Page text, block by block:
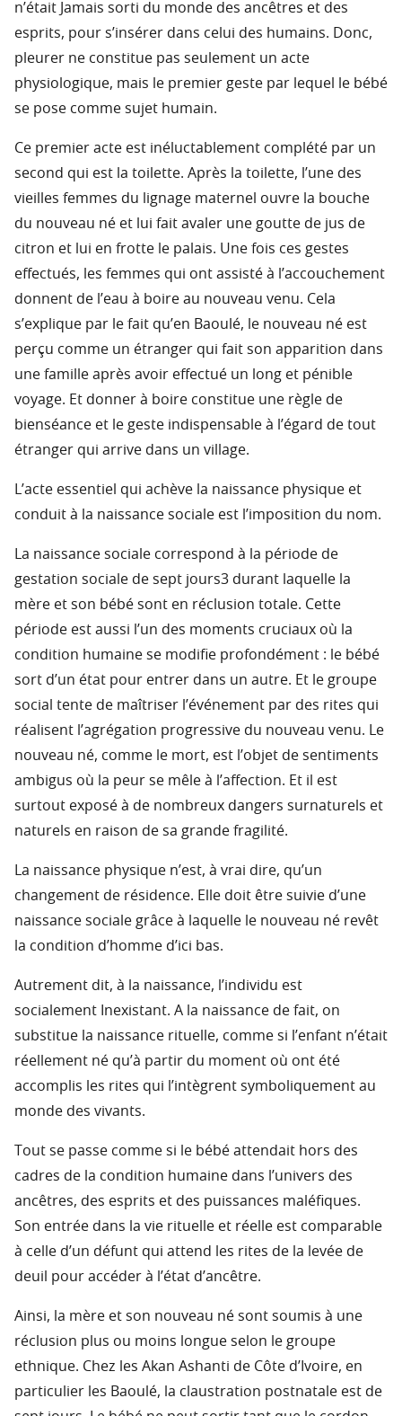
n’était Jamais sorti du monde des ancêtres et des
esprits, pour s’insérer dans celui des humains. Donc,
pleurer ne constitue pas seulement un acte
physiologique, mais le premier geste par lequel le bébé
se pose comme sujet humain.
Ce premier acte est inéluctablement complété par un
second qui est la toilette. Après la toilette, l’une des
vieilles femmes du lignage maternel ouvre la bouche
du nouveau né et lui fait avaler une goutte de jus de
citron et lui en frotte le palais. Une fois ces gestes
effectués, les femmes qui ont assisté à l’accouchement
donnent de l’eau à boire au nouveau venu. Cela
s’explique par le fait qu’en Baoulé, le nouveau né est
perçu comme un étranger qui fait son apparition dans
une famille après avoir effectué un long et pénible
voyage. Et donner à boire constitue une règle de
bienséance et le geste indispensable à l’égard de tout
étranger qui arrive dans un village.
L’acte essentiel qui achève la naissance physique et
conduit à la naissance sociale est l’imposition du nom.
La naissance sociale correspond à la période de
gestation sociale de sept jours3 durant laquelle la
mère et son bébé sont en réclusion totale. Cette
période est aussi l’un des moments cruciaux où la
condition humaine se modifie profondément : le bébé
sort d’un état pour entrer dans un autre. Et le groupe
social tente de maîtriser l’événement par des rites qui
réalisent l’agrégation progressive du nouveau venu. Le
nouveau né, comme le mort, est l’objet de sentiments
ambigus où la peur se mêle à l’affection. Et il est
surtout exposé à de nombreux dangers surnaturels et
naturels en raison de sa grande fragilité.
La naissance physique n’est, à vrai dire, qu’un
changement de résidence. Elle doit être suivie d’une
naissance sociale grâce à laquelle le nouveau né revêt
la condition d’homme d’ici bas.
Autrement dit, à la naissance, l’individu est
socialement Inexistant. A la naissance de fait, on
substitue la naissance rituelle, comme si l’enfant n’était
réellement né qu’à partir du moment où ont été
accomplis les rites qui l’intègrent symboliquement au
monde des vivants.
Tout se passe comme si le bébé attendait hors des
cadres de la condition humaine dans l’univers des
ancêtres, des esprits et des puissances maléfiques.
Son entrée dans la vie rituelle et réelle est comparable
à celle d’un défunt qui attend les rites de la levée de
deuil pour accéder à l’état d’ancêtre.
Ainsi, la mère et son nouveau né sont soumis à une
réclusion plus ou moins longue selon le groupe
ethnique. Chez les Akan Ashanti de Côte d’Ivoire, en
particulier les Baoulé, la claustration postnatale est de